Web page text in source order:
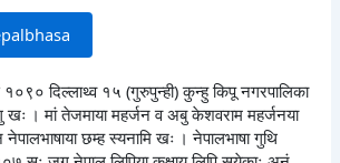
दिल्लाथ्व १५ (गुरुपुन्ही) कुन्हु किपू नगरपालिका
खः । मां तेजमाया महर्जन व अबु केशवराम महर्जनया
छम्ह स्यनामि खः । नेपालभाषा गुथि